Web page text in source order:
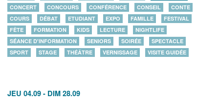
CONCERT
CONCOURS CONFÉRENCE CONSEIL
CONTE
COURS
DÉBAT ETUDIANT EXPO FAMILLE
FESTIVAL
FÊTE
FORMATION KIDS LECTURE
NIGHTLIFE
SÉANCE D'INFORMATION
SENIORS SOIRÉE
SPECTACLE
SPORT
STAGE THÉÂTRE VERNISSAGE VISITE GUIDÉE
JEU 04.09 - DIM 28.09